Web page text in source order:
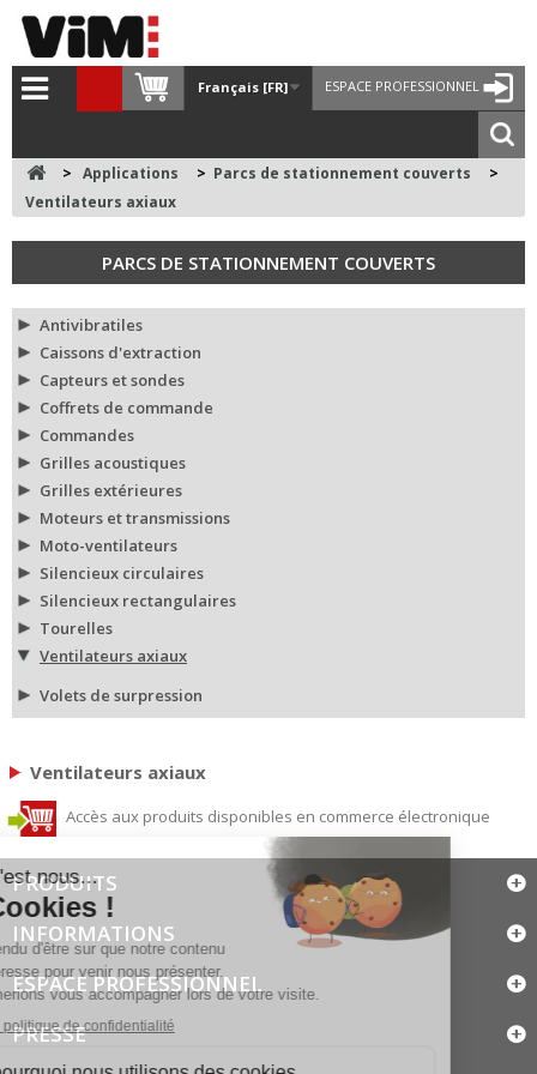
ESPACE PROFESSIONNEL
Français [FR]
> Applications > Parcs de stationnement couverts
>
Ventilateurs axiaux
PARCS DE STATIONNEMENT COUVERTS
Antivibratiles
Caissons d'extraction
Capteurs et sondes
Coffrets de commande
Commandes
Grilles acoustiques
Grilles extérieures
Moteurs et transmissions
Moto-ventilateurs
Silencieux circulaires
Silencieux rectangulaires
Tourelles
Ventilateurs axiaux
Volets de surpression
Ventilateurs axiaux
Accès aux produits disponibles en commerce électronique
PRODUITS
INFORMATIONS
ESPACE PROFESSIONNEL
PRESSE